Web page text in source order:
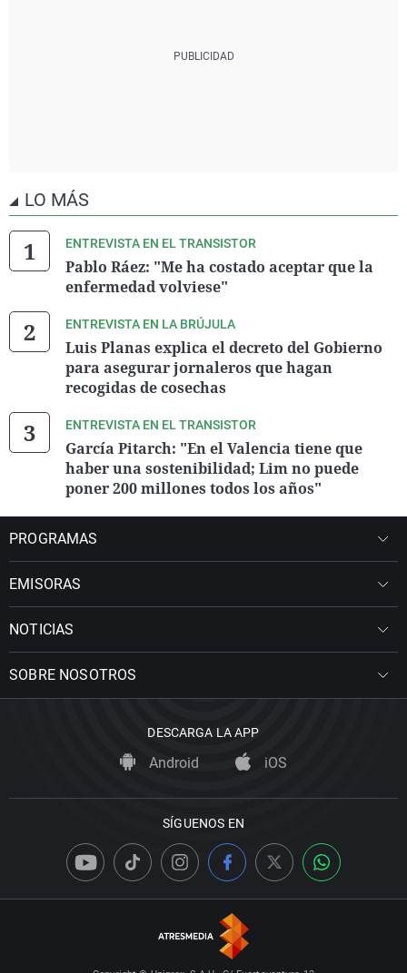
LO MÁS
ENTREVISTA EN EL TRANSISTOR
Pablo Ráez: "Me ha costado aceptar que la
enfermedad volviese"
ENTREVISTA EN LA BRÚJULA
Luis Planas explica el decreto del Gobierno
para asegurar jornaleros que hagan
recogidas de cosechas
ENTREVISTA EN EL TRANSISTOR
García Pitarch: "En el Valencia tiene que
haber una sostenibilidad; Lim no puede
poner 200 millones todos los años"
PROGRAMAS
EMISORAS
NOTICIAS
SOBRE NOSOTROS
DESCARGA LA APP
Android iOS
SÍGUENOS EN